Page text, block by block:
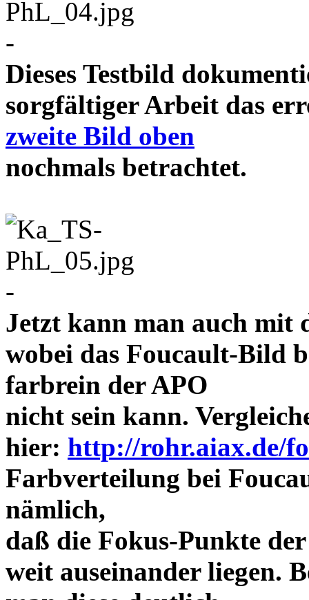
-
Dieses Testbild
sorgfältiger Arbeit das
zweite Bild oben
nochmals
-
Jetzt kann man auch mit
wobei das Foucault-Bild
farbrein der APO
nicht sein kann.
hier: http://rohr.aiax.de/
Farbverteilung bei
nämlich,
daß die Fokus-Punkte
weit auseinander liegen.